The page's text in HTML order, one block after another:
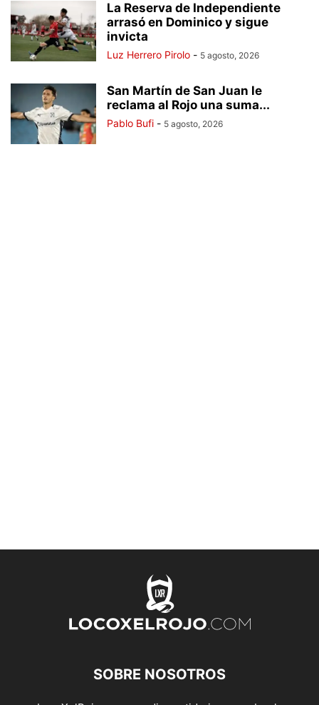
La Reserva de Independiente
arrasó en Dominico y sigue
invicta
Luz Herrero Pirolo - 5 agosto, 2026
San Martín de San Juan le
reclama al Rojo una suma...
Pablo Bufi - 5 agosto, 2026
SOBRE NOSOTROS